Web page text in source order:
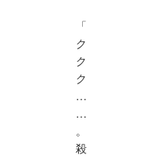
「
ク
ク
ク
…
…
。
殺